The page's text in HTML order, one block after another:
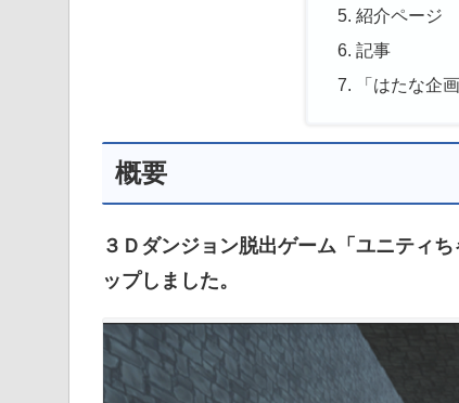
紹介ページ
記事
「はたな企
概要
３Ｄダンジョン脱出ゲーム「ユニティ
ップしました。